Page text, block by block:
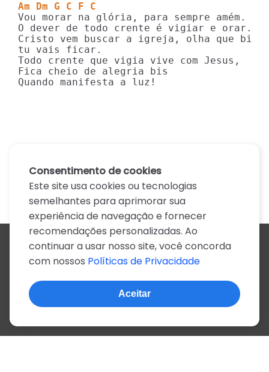
Am Dm G C F C
Vou morar na glória, para sempre amém.
O dever de todo crente é vigiar e orar.
Cristo vem buscar a igreja, olha que bis
tu vais ficar.
Todo crente que vigia vive com Jesus,
Fica cheio de alegria bis
Quando manifesta a luz!
Todos os artistas
A
B C D E F G H I J
N
O P Q R S T U V W X
Z
0-9
© 2022, mais de 2 milhões de cifras e letras
Consentimento de cookies
Este site usa cookies ou tecnologias
semelhantes para aprimorar sua
experiência de navegação e fornecer
recomendações personalizadas. Ao
continuar a usar nosso site, você concorda
com nossos Políticas de Privacidade
Aceitar